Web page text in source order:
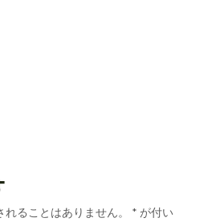
ることはありません。 * が付い